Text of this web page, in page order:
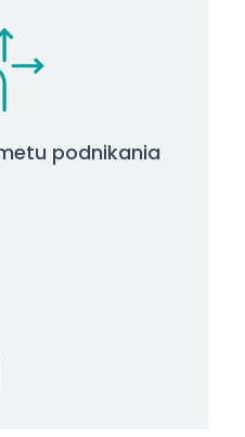
podnikania